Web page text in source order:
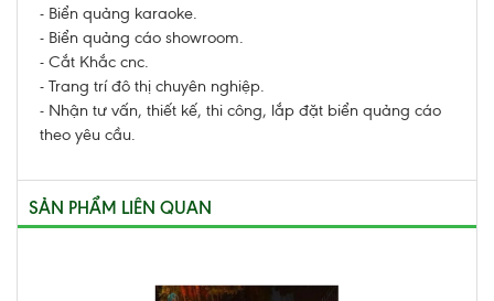
- Biển quảng karaoke.
- Biển quảng cáo showroom.
- Cắt Khắc cnc.
- Trang trí đô thị chuyên nghiệp.
- Nhận tư vấn, thiết kế, thi công, lắp đặt biển quảng cáo
theo yêu cầu.
SẢN PHẨM LIÊN QUAN